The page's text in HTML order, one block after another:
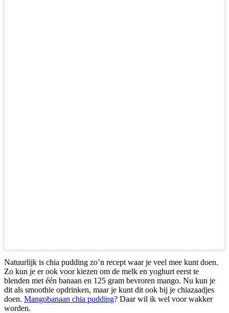
Natuurlijk is chia pudding zo’n recept waar je veel mee kunt doen.
Zo kun je er ook voor kiezen om de melk en yoghurt eerst te
blenden met één banaan en 125 gram bevroren mango. Nu kun je
dit als smoothie opdrinken, maar je kunt dit ook bij je chiazaadjes
doen. Mangobanaan chia pudding? Daar wil ik wel voor wakker
worden.